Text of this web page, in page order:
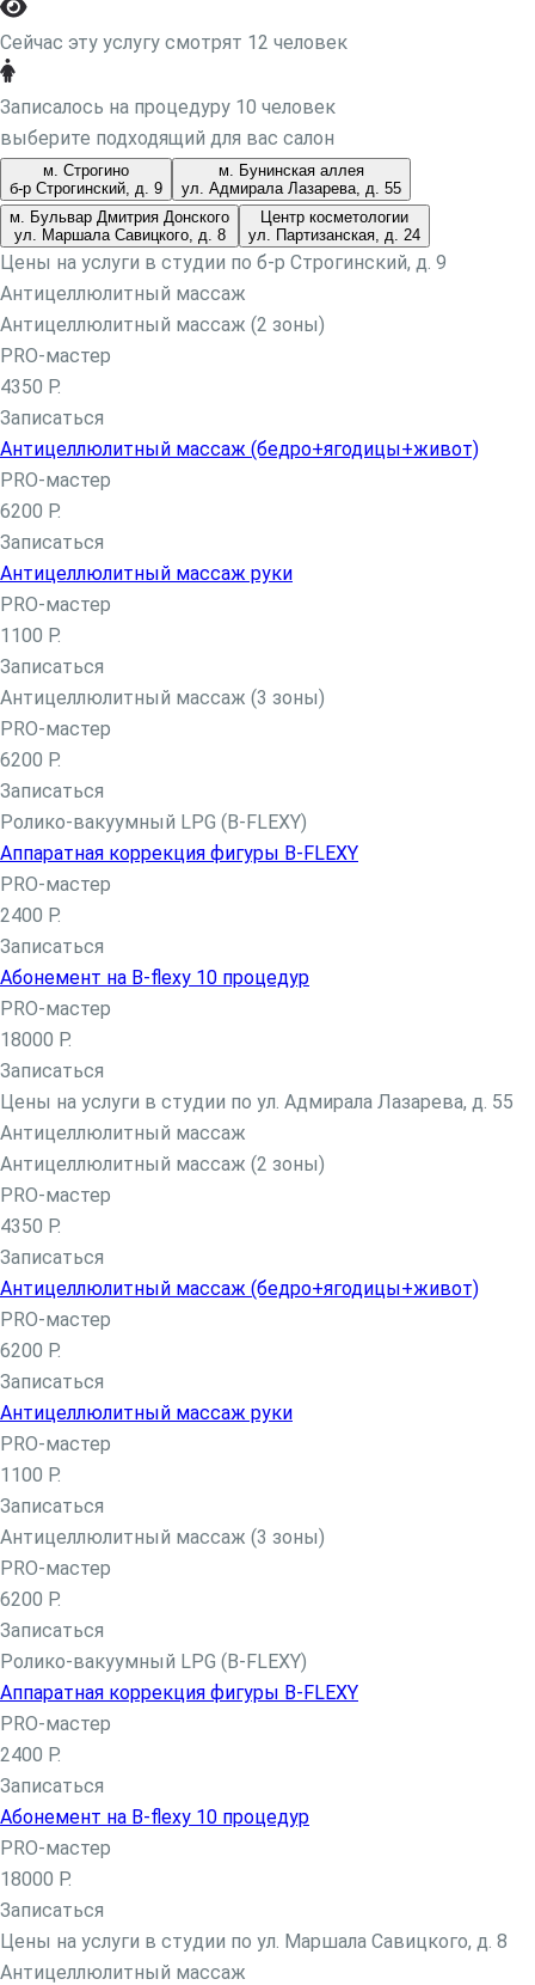
м. Молодёжная
Бунинская аллея
Записаться
Парикмахерский зал
Восстановление волос
Свадебный образ
Женский зал
Стрижки
Стрижки на длинные волосы
Стрижки на средние волосы
Стрижки на короткие волосы
Стрижка горячими ножницами
Укладки и прически
Вечерние укладки
Укладка волос утюжком
Долговременная укладка волос (карвинг)
Укладка кудрявых волос
Химическая завивка
Биозавивка волос в Москве
Ботокс для волос
Кератиновое выпрямление волос
Бразильское выпрямление волос Brazilian Blowout
(Бразилиан Блоаут)
Уход за волосами
Наращивание волос
Мелирование волос
Окрашивание волос
Сложное окрашивание волос
Окрашивание Омбре
Окрашивание AirTouch (Эйртач)
Окрашивание корней волос
Окрашивание волос Babylights (Бейбилайтс)
Цветное окрашивание волос
Шатуш
Балаяж окрашивание волос
Тонирование волос
Колорирование волос
Окрашивание седых волос
Классическое окрашивание волос
Окрашивание в один тон
Мужской зал
Мужская стрижка
Мужское окрашивание
Укладки и прически
Мужское мелирование
Стрижка бороды и усов
Сейчас эту услугу смотрят 12 человек
Записалось на процедуру 10 человек
выберите подходящий для вас салон
м. Строгино
б-р Строгинский, д. 9
м. Бунинская аллея
ул. Адмирала Лазарева, д. 55
м. Бульвар Дмитрия Донского
ул. Маршала Савицкого, д. 8
Центр косметологии
ул. Партизанская, д. 24
Цены на услуги в студии по б-р Строгинский, д. 9
Антицеллюлитный массаж
Антицеллюлитный массаж (2 зоны)
PRO-мастер
4350 Р.
Записаться
Антицеллюлитный массаж (бедро+ягодицы+живот)
PRO-мастер
6200 Р.
Записаться
Антицеллюлитный массаж руки
PRO-мастер
1100 Р.
Записаться
Антицеллюлитный массаж (3 зоны)
PRO-мастер
6200 Р.
Записаться
Ролико-вакуумный LPG (B-FLEXY)
Аппаратная коррекция фигуры B-FLEXY
PRO-мастер
2400 Р.
Записаться
Абонемент на B-flexy 10 процедур
PRO-мастер
18000 Р.
Записаться
Цены на услуги в студии по ул. Адмирала Лазарева, д. 55
Антицеллюлитный массаж
Антицеллюлитный массаж (2 зоны)
PRO-мастер
4350 Р.
Записаться
Антицеллюлитный массаж (бедро+ягодицы+живот)
PRO-мастер
6200 Р.
Записаться
Антицеллюлитный массаж руки
PRO-мастер
1100 Р.
Записаться
Антицеллюлитный массаж (3 зоны)
PRO-мастер
6200 Р.
Записаться
Ролико-вакуумный LPG (B-FLEXY)
Аппаратная коррекция фигуры B-FLEXY
PRO-мастер
2400 Р.
Записаться
Абонемент на B-flexy 10 процедур
PRO-мастер
18000 Р.
Записаться
Цены на услуги в студии по ул. Маршала Савицкого, д. 8
Антицеллюлитный массаж